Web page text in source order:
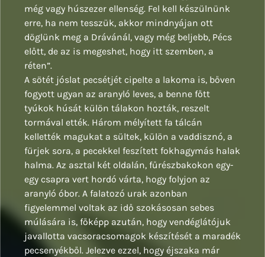
még vagy húszezer ellenség. Fel kell készülnünk
erre, ha nem tesszük, akkor mindnyájan ott
döglünk meg a Drávánál, vagy még beljebb, Pécs
előtt, de az is megeshet, hogy itt szemben, a
réten”.
A sötét jóslat pecsétjét cipelte a lakoma is, bőven
fogyott ugyan az aranyló leves, a benne főtt
tyúkok húsát külön tálakon hozták, reszelt
tormával ették. Három mélyített fa tálcán
kellették magukat a sültek, külön a vaddisznó, a
fürjek sora, a pecekkel feszített fokhagymás halak
halma. Az asztal két oldalán, fűrészbakokon egy-
egy csapra vert hordó várta, hogy folyjon az
aranyló óbor. A falatozó urak azonban
figyelemmel voltak az idő szokásosan sebes
múlására is, főképp azután, hogy vendéglátójuk
javallotta vacsoracsomagok készítését a maradék
pecsenyékből. Jelezve ezzel, hogy éjszaka már